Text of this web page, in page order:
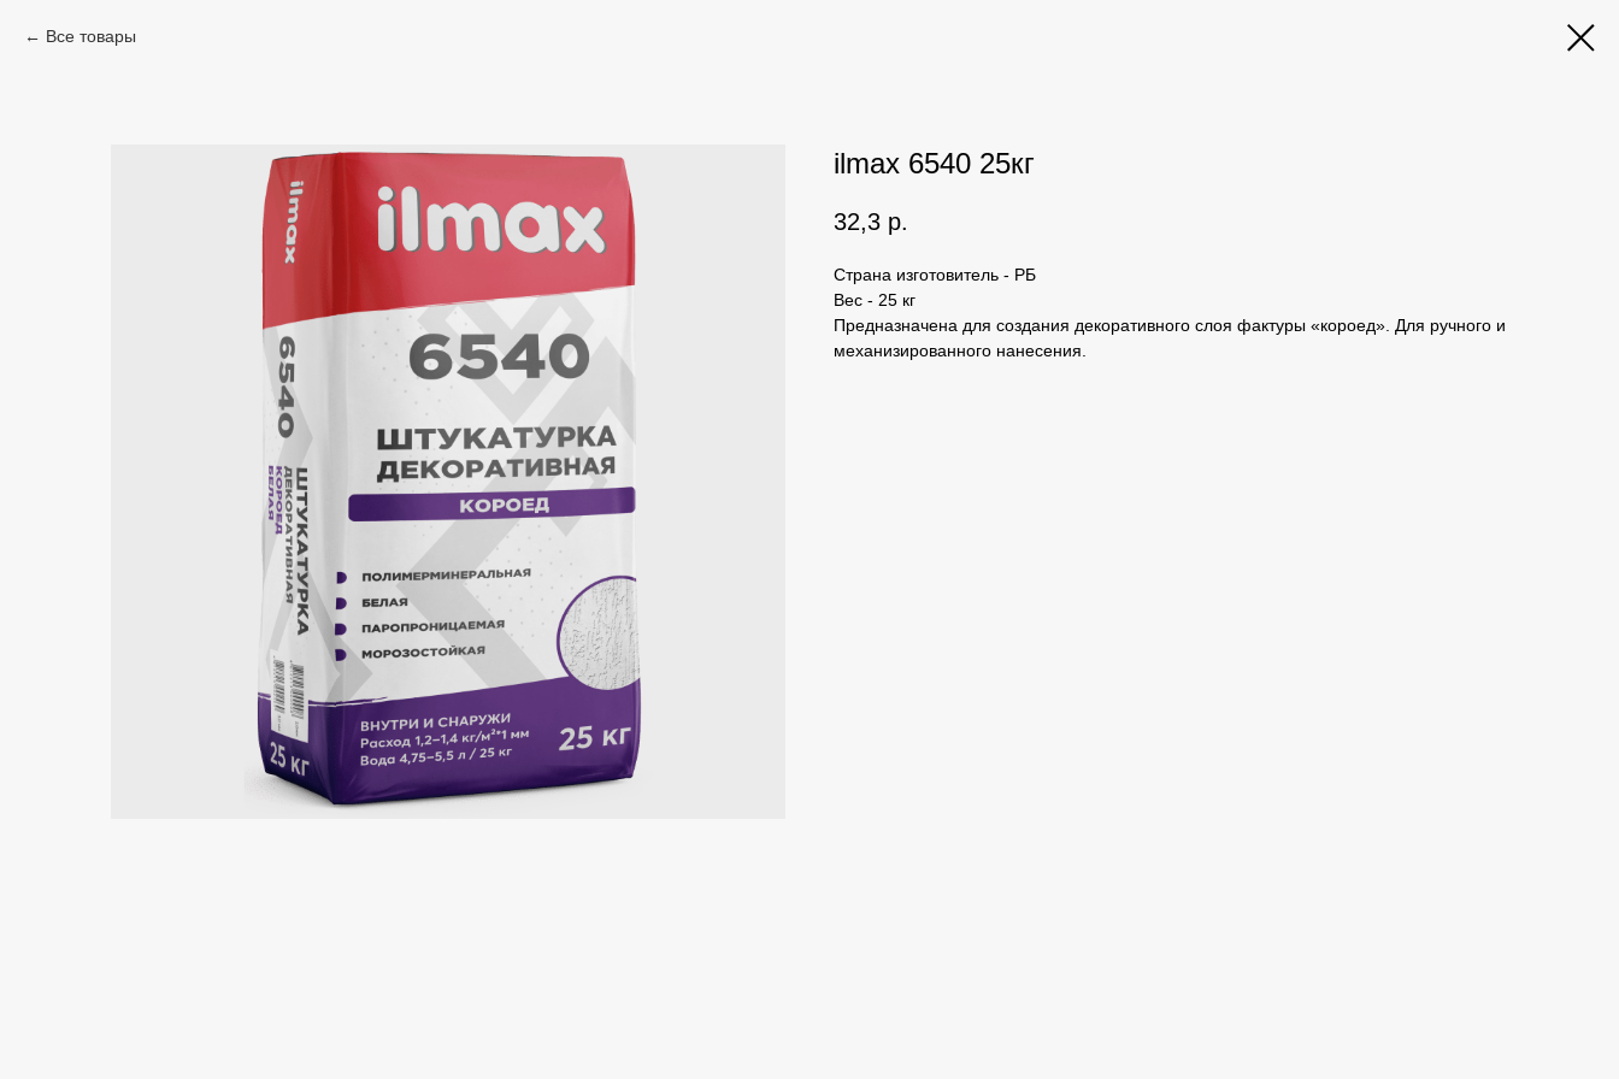
Все товары
ilmax 6540 25кг
32,3 р.
Страна изготовитель - РБ
Вес - 25 кг
Предназначена для создания декоративного слоя фактуры «короед». Для ручного и
механизированного нанесения.